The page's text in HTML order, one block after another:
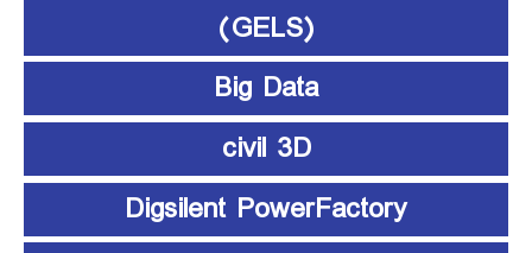
(GELS)
Big Data
civil 3D
Digsilent PowerFactory